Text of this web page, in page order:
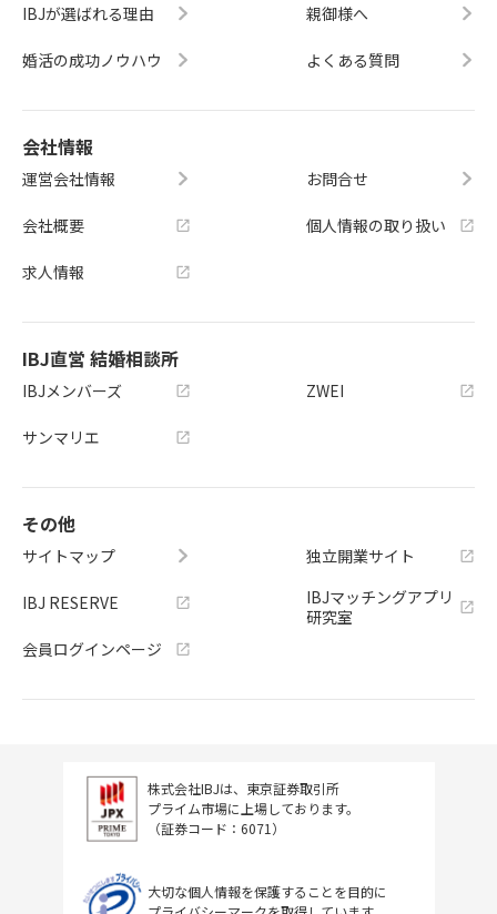
IBJが選ばれる理由
婚活の成功ノウハウ
親御様へ
よくある質問
会社情報
運営会社情報
会社概要
求人情報
お問合せ
個人情報の取り扱い
IBJ直営 結婚相談所
IBJメンバーズ
サンマリエ
ZWEI
その他
サイトマップ
IBJ RESERVE
会員ログインページ
独立開業サイト
IBJマッチングアプリ
研究室
株式会社IBJは、東京証券取引所
プライム市場に上場しております。
（証券コード：6071）
大切な個人情報を保護することを目的に